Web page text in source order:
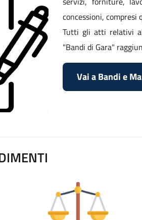
concessioni,
Tutti gli atti relativi
"Bandi di Gara"
Vai a Bandi e